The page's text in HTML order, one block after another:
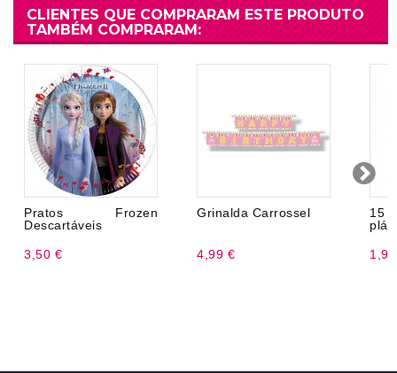
CLIENTES QUE COMPRARAM ESTE PRODUTO
TAMBÉM COMPRARAM:
Pratos Frozen
Descartáveis
3,50 €
Grinalda Carrossel
4,99 €
15